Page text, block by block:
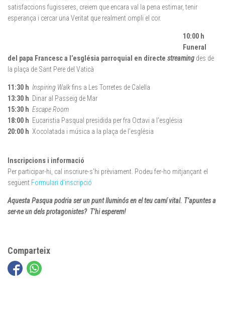
satisfaccions fugisseres, creiem que encara val la pena estimar, tenir
esperança i cercar una Veritat que realment ompli el cor.
10:00 h
Funeral
del papa Francesc a l’església parroquial en directe streaming des de
la plaça de Sant Pere del Vaticà
11:30 h Inspiring Walkfins a Les Torretes de Calella
13:30 h Dinar al Passeig de Mar
15:30 h Escape Room
18:00 h Eucaristia Pasqual presidida per fra Octavi a l’església
20:00 h Xocolatada i música a la plaça de l’església
Inscripcions i informació
Per participar-hi, cal inscriure-s’hi prèviament. Podeu fer-ho mitjançant el
següent Formulari d’inscripció
Aquesta Pasqua podria ser un punt lluminós en el teu camí vital. T’apuntes a
ser-ne un dels protagonistes? T’hi esperem!
Comparteix